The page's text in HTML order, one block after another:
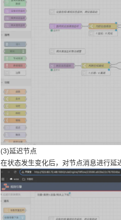
(3)延迟节点
在状态发生变化后，对节点消息进行延